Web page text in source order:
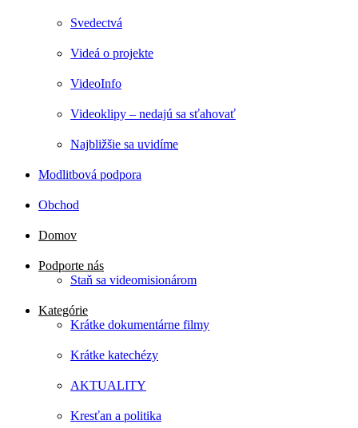
Svedectvá
Videá o projekte
VideoInfo
Videoklipy – nedajú sa sťahovať
Najbližšie sa uvidíme
Modlitbová podpora
Obchod
Domov
Podporte nás
Staň sa videomisionárom
Kategórie
Krátke dokumentárne filmy
Krátke katechézy
AKTUALITY
Kresťan a politika